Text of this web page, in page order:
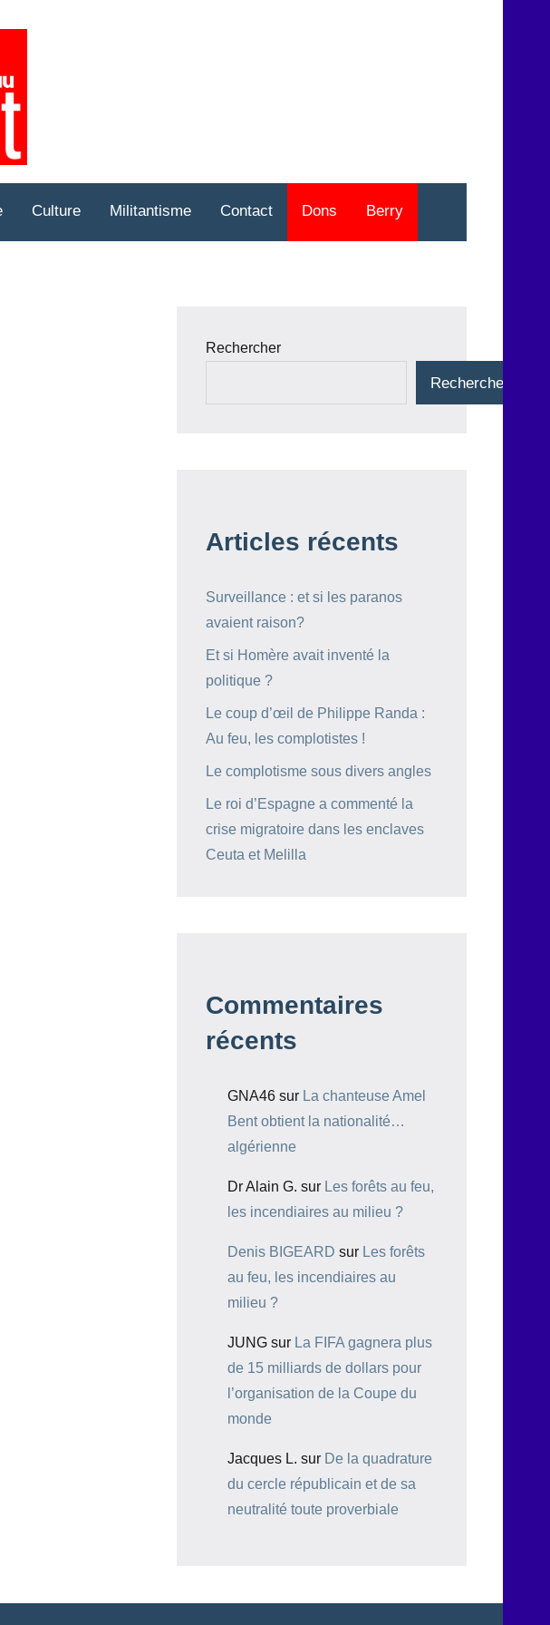
Culture Militantisme Contact Dons Berry
Rechercher
Rechercher
Articles récents
Surveillance : et si les paranos
avaient raison?
Et si Homère avait inventé la
politique ?
Le coup d’œil de Philippe Randa :
Au feu, les complotistes !
Le complotisme sous divers angles
Le roi d’Espagne a commenté la
crise migratoire dans les enclaves
Ceuta et Melilla
Commentaires
récents
GNA46 sur La chanteuse Amel
Bent obtient la nationalité…
algérienne
Dr Alain G. sur Les forêts au feu,
les incendiaires au milieu ?
Denis BIGEARD sur Les forêts
au feu, les incendiaires au
milieu ?
JUNG sur La FIFA gagnera plus
de 15 milliards de dollars pour
l’organisation de la Coupe du
monde
Jacques L. sur De la quadrature
du cercle républicain et de sa
neutralité toute proverbiale